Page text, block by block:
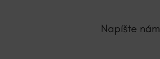
Napíšte nám